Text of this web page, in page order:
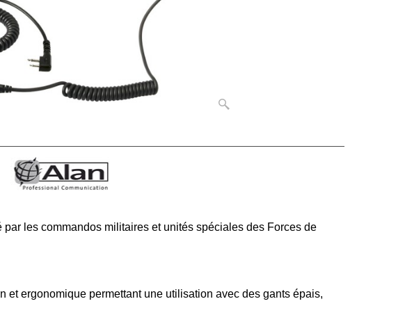
les commandos militaires et unités spéciales des Forces de
et ergonomique permettant une utilisation avec des gants épais,